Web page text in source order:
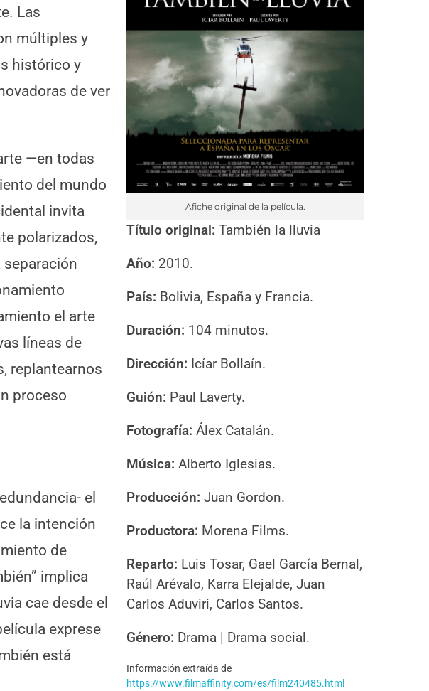
Las
múltiples y
histórico y
de ver
—en todas
del mundo
invita
polarizados,
separación
el arte
líneas de
replantearnos
proceso
el
la intención
de
implica
cae desde el
exprese
está
Afiche original de la película.
Título original: También la lluvia
Año: 2010.
País: Bolivia, España y Francia.
Duración: 104 minutos.
Dirección: Icíar Bollaín.
Guión: Paul Laverty.
Fotografía: Álex Catalán.
Música: Alberto Iglesias.
Producción: Juan Gordon.
Productora: Morena Films.
Reparto: Luis Tosar, Gael García Bernal,
Raúl Arévalo, Karra Elejalde, Juan
Carlos Aduviri, Carlos Santos.
Género: Drama | Drama social.
Información extraída de
https://www.filmaffinity.com/es/film240485.html